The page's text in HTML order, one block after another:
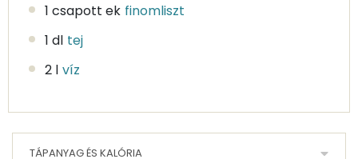
1 csapott ek finomliszt
1 dl tej
2 l víz
TÁPANYAG ÉS KALÓRIA